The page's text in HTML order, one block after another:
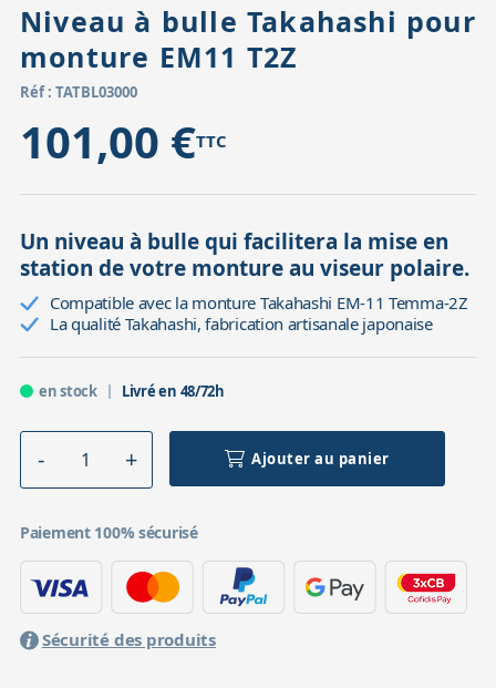
Niveau à bulle Takahashi pour
monture EM11 T2Z
Réf : TATBL03000
101,00 €TTC
Un niveau à bulle qui facilitera la mise en
station de votre monture au viseur polaire.
Compatible avec la monture Takahashi EM-11 Temma-2Z
La qualité Takahashi, fabrication artisanale japonaise
en stock Livré en 48/72h
Ajouter au panier
Paiement 100% sécurisé
Sécurité des produits